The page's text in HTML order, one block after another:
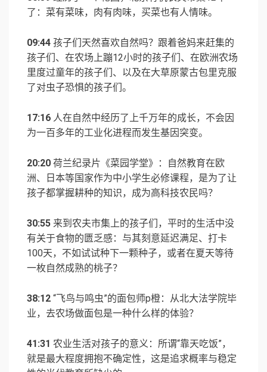
了：菜有菜味，肉有肉味，买菜也有人情味。
09:44 孩子们天然喜欢自然吗？跟着爸妈来赶集的
孩子们、在农场上蹦12小时的孩子们、在欧洲农场
里度过童年的孩子们、以及在大草原蒙古包里克服
了对虫子恐惧的孩子们。
17:16 人在自然中经历了上千万年的成长，不会因
为一百多年的工业化进程而发生基因突变。
20:20 荷兰纪录片《菜园学堂》：自然教育在欧
洲、日本等国家作为中小学生必修课程，是为了让
孩子都掌握耕种的知识，成为高科技农民吗？
30:55 来到农夫市集上的孩子们，平时的生活中没
有关于食物的匮乏感：与其刻意延迟满足、打卡
100天，不如试试种下一颗种子，或者在夏天等待
一枚自然成熟的桃子？
38:12 “飞鸟与鸣虫”的面包师p橙：从北大法学院毕
业，去农场做面包是一种什么样的体验？
41:31 农业生活对孩子的意义：所谓“靠天吃饭”，
就是最大程度拥抱不确定性，这是追求概率与稳定